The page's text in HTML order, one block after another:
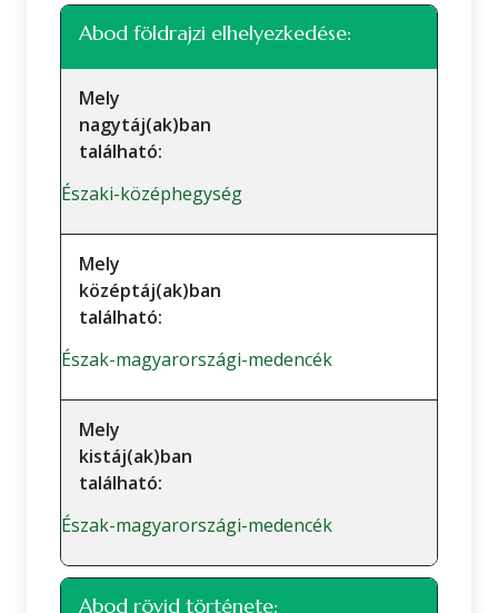
Abod földrajzi elhelyezkedése:
Mely
nagytáj(ak)ban
található:
Északi-középhegység
Mely
középtáj(ak)ban
található:
Észak-magyarországi-medencék
Mely
kistáj(ak)ban
található:
Észak-magyarországi-medencék
Abod rövid története: